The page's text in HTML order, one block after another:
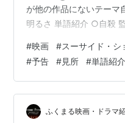
が他の作品にないテー
明るさ 単語紹介 ○自殺
い ○面白くない 感想 紹
ランス) ジャンル ミュー
間１９分 監督 パトリス
ラン(ミシマ・卜ゥヴァ
ってしまった人々が暮ら
#映画 #スーサイド・シ
#予告 #見所 #単語紹介
ふくまる映画・ドラマ